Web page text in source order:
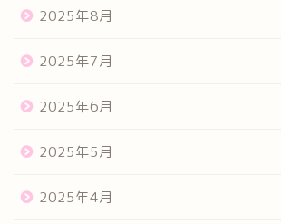
2025年8月
2025年7月
2025年6月
2025年5月
2025年4月